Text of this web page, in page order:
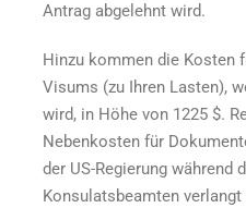
Antrag abgelehnt wird.
Hinzu kommen die Kosten
Visums (zu Ihren Lasten),
wird, in Höhe von 1225 $.
Nebenkosten für
der US-Regierung während
Konsulatsbeamten